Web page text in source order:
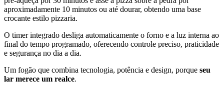
aproximadamente 10 minutos ou até dourar, obtendo uma base
crocante estilo pizzaria.
O timer integrado desliga automaticamente o forno e a luz interna ao
final do tempo programado, oferecendo controle preciso, praticidade
e segurança no dia a dia.
Um fogão que combina tecnologia, potência e design, porque seu
lar merece um realce.